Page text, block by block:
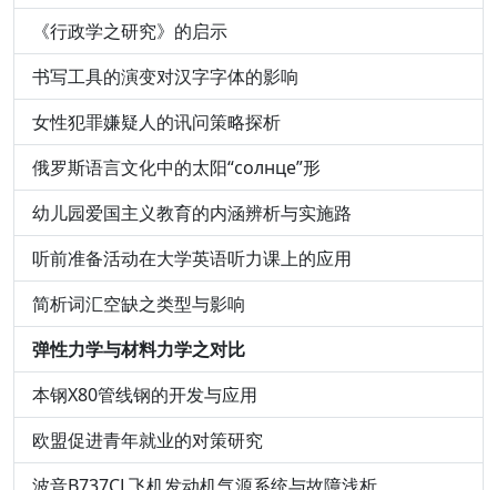
《行政学之研究》的启示
书写工具的演变对汉字字体的影响
女性犯罪嫌疑人的讯问策略探析
俄罗斯语言文化中的太阳“солнце”形
幼儿园爱国主义教育的内涵辨析与实施路
听前准备活动在大学英语听力课上的应用
简析词汇空缺之类型与影响
弹性力学与材料力学之对比
本钢X80管线钢的开发与应用
欧盟促进青年就业的对策研究